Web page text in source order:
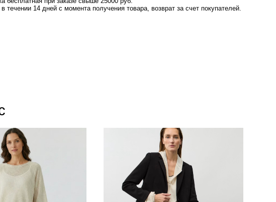
в течении 14 дней с момента получения товара, возврат за счет покупателей.